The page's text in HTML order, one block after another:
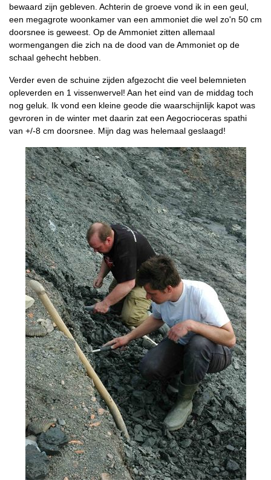
bewaard zijn gebleven. Achterin de groeve vond ik in een geul,
een megagrote woonkamer van een ammoniet die wel zo'n 50 cm
doorsnee is geweest. Op de Ammoniet zitten allemaal
wormengangen die zich na de dood van de Ammoniet op de
schaal gehecht hebben.
Verder even de schuine zijden afgezocht die veel belemnieten
opleverden en 1 vissenwervel! Aan het eind van de middag toch
nog geluk. Ik vond een kleine geode die waarschijnlijk kapot was
gevroren in de winter met daarin zat een Aegocrioceras spathi
van +/-8 cm doorsnee. Mijn dag was helemaal geslaagd!